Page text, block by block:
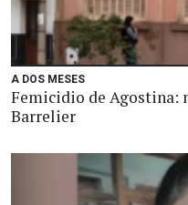
A DOS MESES
Femicidio de Agostina:
Barrelier